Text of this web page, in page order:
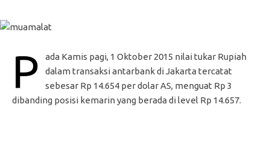
P
ada Kamis pagi, 1 Oktober 2015 nilai tukar Rupiah
dalam transaksi antarbank di Jakarta tercatat
sebesar Rp 14.654 per dolar AS, menguat Rp 3
dibanding posisi kemarin yang berada di level Rp 14.657.